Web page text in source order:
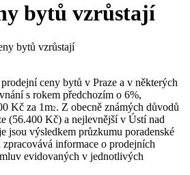
bytů vzrůstají
bytů vzrůstají
ceny bytů v Praze a v některých
s rokem předchozím o 6%,
Kč za 1m2 . Z obecně známých důvodů
(56.400 Kč) a nejlevnější v Ústí nad
jsou výsledkem průzkumu poradenské
informace o prodejních
evidovaných v jednotlivých